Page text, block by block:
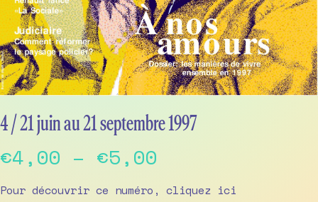
4 / 21 juin au 21 septembre 1997
€4,00 – €5,00
range:
Pour découvrir ce numéro, cliquez ici